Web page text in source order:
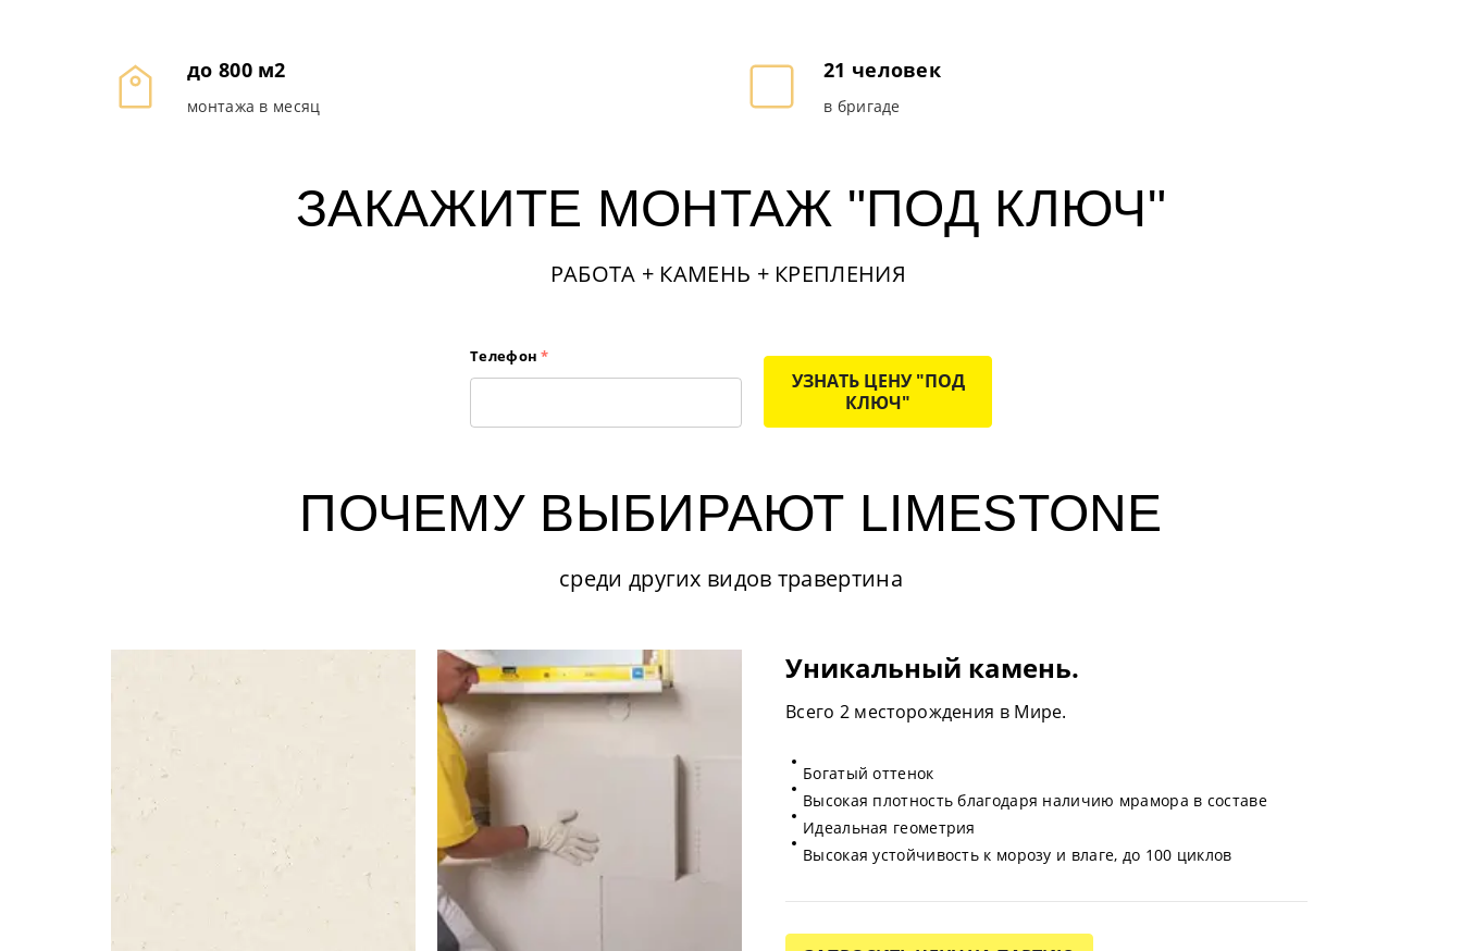
до 800 м2
монтажа в месяц
21 человек
в бригаде
ЗАКАЖИТЕ МОНТАЖ "ПОД КЛЮЧ"
РАБОТА + КАМЕНЬ + КРЕПЛЕНИЯ
Телефон *
УЗНАТЬ ЦЕНУ "ПОД
КЛЮЧ"
ПОЧЕМУ ВЫБИРАЮТ LIMESTONE
среди других видов травертина
Уникальный камень.
Всего 2 месторождения в Мире.
Богатый оттенок
Высокая плотность благодаря наличию мрамора в составе
Идеальная геометрия
Высокая устойчивость к морозу и влаге, до 100 циклов